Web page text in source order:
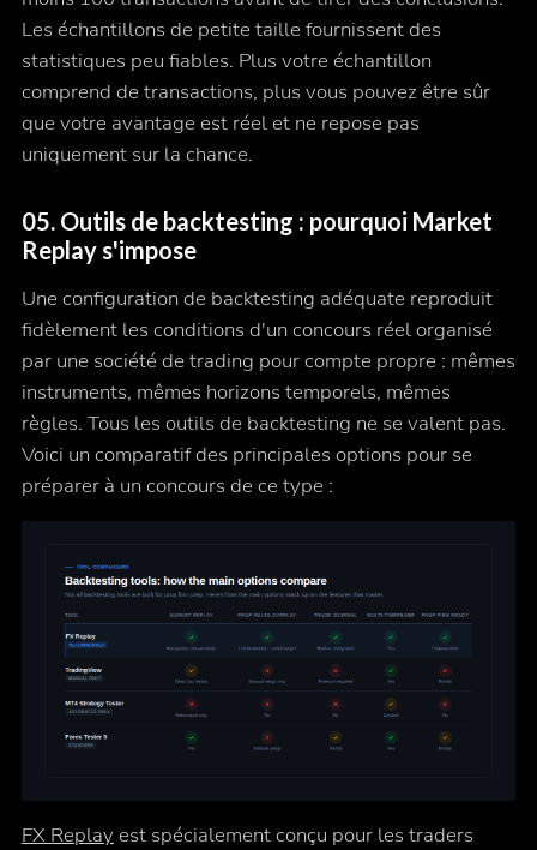
Les échantillons de petite taille fournissent des
statistiques peu fiables. Plus votre échantillon
comprend de transactions, plus vous pouvez être sûr
que votre avantage est réel et ne repose pas
uniquement sur la chance.
05. Outils de backtesting : pourquoi Market
Replay s'impose
Une configuration de backtesting adéquate reproduit
fidèlement les conditions d'un concours réel organisé
par une société de trading pour compte propre : mêmes
instruments, mêmes horizons temporels, mêmes
règles. Tous les outils de backtesting ne se valent pas.
Voici un comparatif des principales options pour se
préparer à un concours de ce type :
FX Replay est spécialement conçu pour les traders